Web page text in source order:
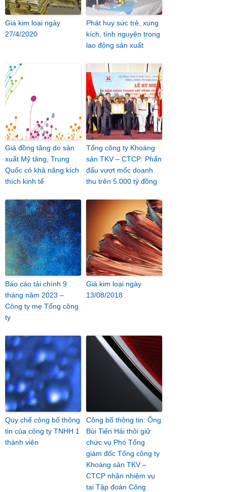
Giá kim loại ngày
27/4/2020
Phát huy sức trẻ, xung
kích, tình nguyện trong
lao động sản xuất
Giá đồng tăng do sản
xuất Mỹ tăng, Trung
Quốc có khả năng kích
thích kinh tế
Tổng công ty Khoáng
sản TKV – CTCP: Phấn
đấu vượt mốc doanh
thu trên 5.000 tỷ đồng
Báo cáo tài chính 9
tháng năm 2023 –
Công ty mẹ Tổng công
ty
Giá kim loại ngày
13/08/2018
Quy chế công bố thông
tin của công ty TNHH 1
thành viên
Công bố thông tin: Ông
Bùi Tiến Hải thôi giữ
chức vụ Phó Tổng
giám đốc Tổng công ty
Khoáng sản TKV –
CTCP nhận nhiệm vụ
tại Tập đoàn Công